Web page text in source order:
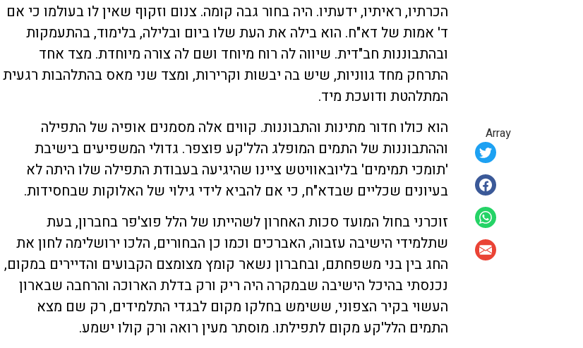
Array
הכרתיו, ראיתיו, ידעתיו. היה בחור גבה קומה. צנום וזקוף שאין לו בעולמו כי אם
ד' אמות של דא"ח. הוא בילה את העת שלו ביום ובלילה, בלימוד, בהתעמקות
ובהתבוננות חב"דית. שיווה לה רוח מיוחד ושם לה צורה מיוחדת. מצד אחד
התרחק מחד גווניות, שיש בה יבשות וקרירות, ומצד שני מאס בהתלהבות רגעית
המתלהטת ודועכת מיד.
הוא כולו חדור מתינות והתבוננות. קווים אלה מסמנים אופיה של התפילה
וההתבוננות של התמים המופלג הלל'קע פוצפר. גדולי המשפיעים בישיבת
'תומכי תמימים' בליובאוויטש ציינו שהיגיעה בעבודת התפילה שלו היתה לא
בעיונים שכליים שבדא"ח, כי אם להביא לידי גילוי של האלוקות שבחסידות.
זוכרני בחול המועד סכות האחרון לשהייתו של הלל פוצ'פר בחברון, בעת
שתלמידי הישיבה עזבוה, האברכים וכמו כן הבחורים, הלכו ירושלימה לחון את
החג בין בני משפחתם, ובחברון נשאר קומץ מצומצם הקבועים והדיירים במקום,
נכנסתי בהיכל הישיבה שבמקרה היה ריק ורק בדלת הארוכה והרחבה שבארון
העשוי בקיר הצפוני, ששימש בחלקו מקום לבגדי התלמידים, רק שם מצא
התמים הלל'קע מקום לתפילתו. מוסתר מעין רואה ורק קולו ישמע.